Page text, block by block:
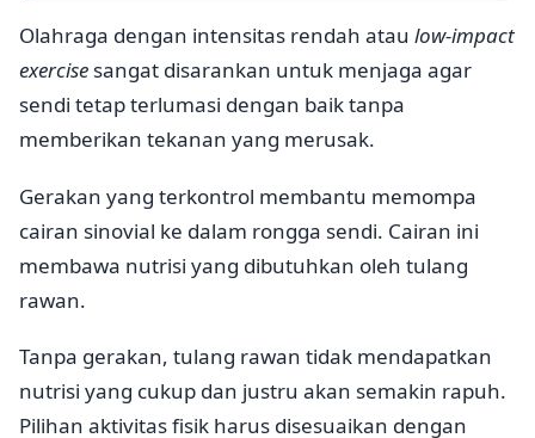
Olahraga dengan intensitas rendah atau low-impact
exercise sangat disarankan untuk menjaga agar
sendi tetap terlumasi dengan baik tanpa
memberikan tekanan yang merusak.
Gerakan yang terkontrol membantu memompa
cairan sinovial ke dalam rongga sendi. Cairan ini
membawa nutrisi yang dibutuhkan oleh tulang
rawan.
Tanpa gerakan, tulang rawan tidak mendapatkan
nutrisi yang cukup dan justru akan semakin rapuh.
Pilihan aktivitas fisik harus disesuaikan dengan